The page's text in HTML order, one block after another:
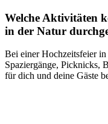
Welche Aktivitäten
in der Natur
Bei einer Hochzeitsfeier
Spaziergänge, Picknicks,
für dich und deine Gäste